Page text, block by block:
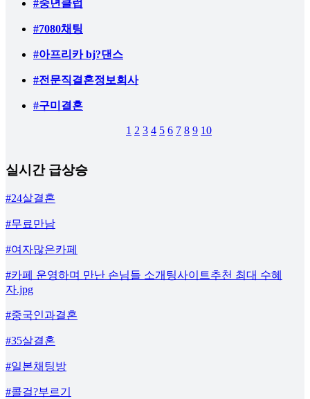
#중년클럽
#7080채팅
#아프리카 bj?댄스
#전문직결혼정보회사
#구미결혼
1 2 3 4 5 6 7 8 9 10
실시간 급상승
#24살결혼
#무료만남
#여자많은카페
#카페 운영하며 만난 손님들 소개팅사이트추천 최대 수혜
자.jpg
#중국인과결혼
#35살결혼
#일본채팅방
#콜걸?부르기